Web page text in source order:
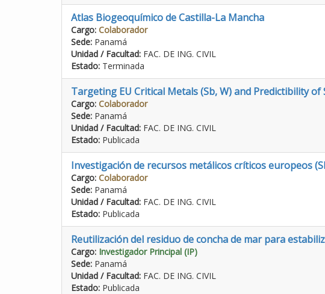
Atlas Biogeoquímico de Castilla-La Mancha
Cargo: Colaborador
Sede: Panamá
Unidad / Facultad: FAC. DE ING. CIVIL
Estado: Terminada
Targeting EU Critical Metals (Sb, W) and Predictibility of
Cargo: Colaborador
Sede: Panamá
Unidad / Facultad: FAC. DE ING. CIVIL
Estado: Publicada
Investigación de recursos metálicos críticos europeos
Cargo: Colaborador
Sede: Panamá
Unidad / Facultad: FAC. DE ING. CIVIL
Estado: Publicada
Reutilización del residuo de concha de mar para
Cargo: Investigador Principal (IP)
Sede: Panamá
Unidad / Facultad: FAC. DE ING. CIVIL
Estado: Publicada